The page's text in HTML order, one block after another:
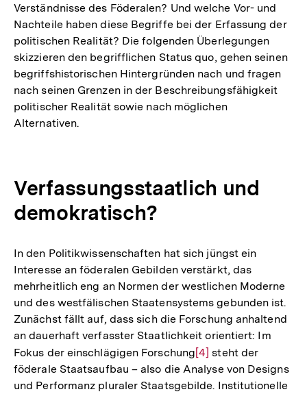
Verständnisse des Föderalen? Und welche Vor- und
Nachteile haben diese Begriffe bei der Erfassung der
politischen Realität? Die folgenden Überlegungen
skizzieren den begrifflichen Status quo, gehen seinen
begriffshistorischen Hintergründen nach und fragen
nach seinen Grenzen in der Beschreibungsfähigkeit
politischer Realität sowie nach möglichen
Alternativen.
Verfassungsstaatlich und
demokratisch?
In den Politikwissenschaften hat sich jüngst ein
Interesse an föderalen Gebilden verstärkt, das
mehrheitlich eng an Normen der westlichen Moderne
und des westfälischen Staatensystems gebunden ist.
Zunächst fällt auf, dass sich die Forschung anhaltend
an dauerhaft verfasster Staatlichkeit orientiert: Im
Fokus der einschlägigen ForschungZur
Auflösung
der
[4] steht der
föderale Staatsaufbau – also die Analyse von Designs
und Performanz pluraler Staatsgebilde. Institutionelle